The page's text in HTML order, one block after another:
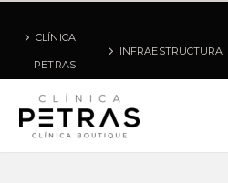
CLÍNICA
PETRAS
INFRAESTRUCTURA